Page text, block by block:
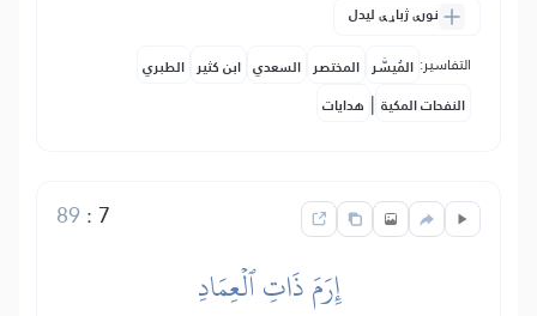
نورې ژباړې لیدل
التفاسير: المُيسَّر المختصر السعدي ابن كثير الطبري
النفحات المكية | هدايات
7
:
89
إِرَمَ ذَاتِ ٱلۡعِمَادِ